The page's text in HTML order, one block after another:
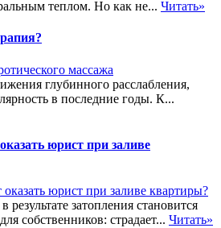
теплом. Но как не... Читать»
глубинного расслабления,
в последние годы. К...
юрист при заливе
затопления становится
собственников: страдает... Читать»